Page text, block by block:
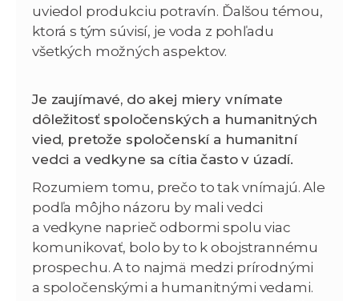
uviedol produkciu potravín. Ďalšou témou,
ktorá s tým súvisí, je voda z pohľadu
všetkých možných aspektov.
Je zaujímavé, do akej miery vnímate
dôležitosť spoločenských a humanitných
vied, pretože spoločenskí a humanitní
vedci a vedkyne sa cítia často v úzadí.
Rozumiem tomu, prečo to tak vnímajú. Ale
podľa môjho názoru by mali vedci
a vedkyne naprieč odbormi spolu viac
komunikovať, bolo by to k obojstrannému
prospechu. A to najmä medzi prírodnými
a spoločenskými a humanitnými vedami.